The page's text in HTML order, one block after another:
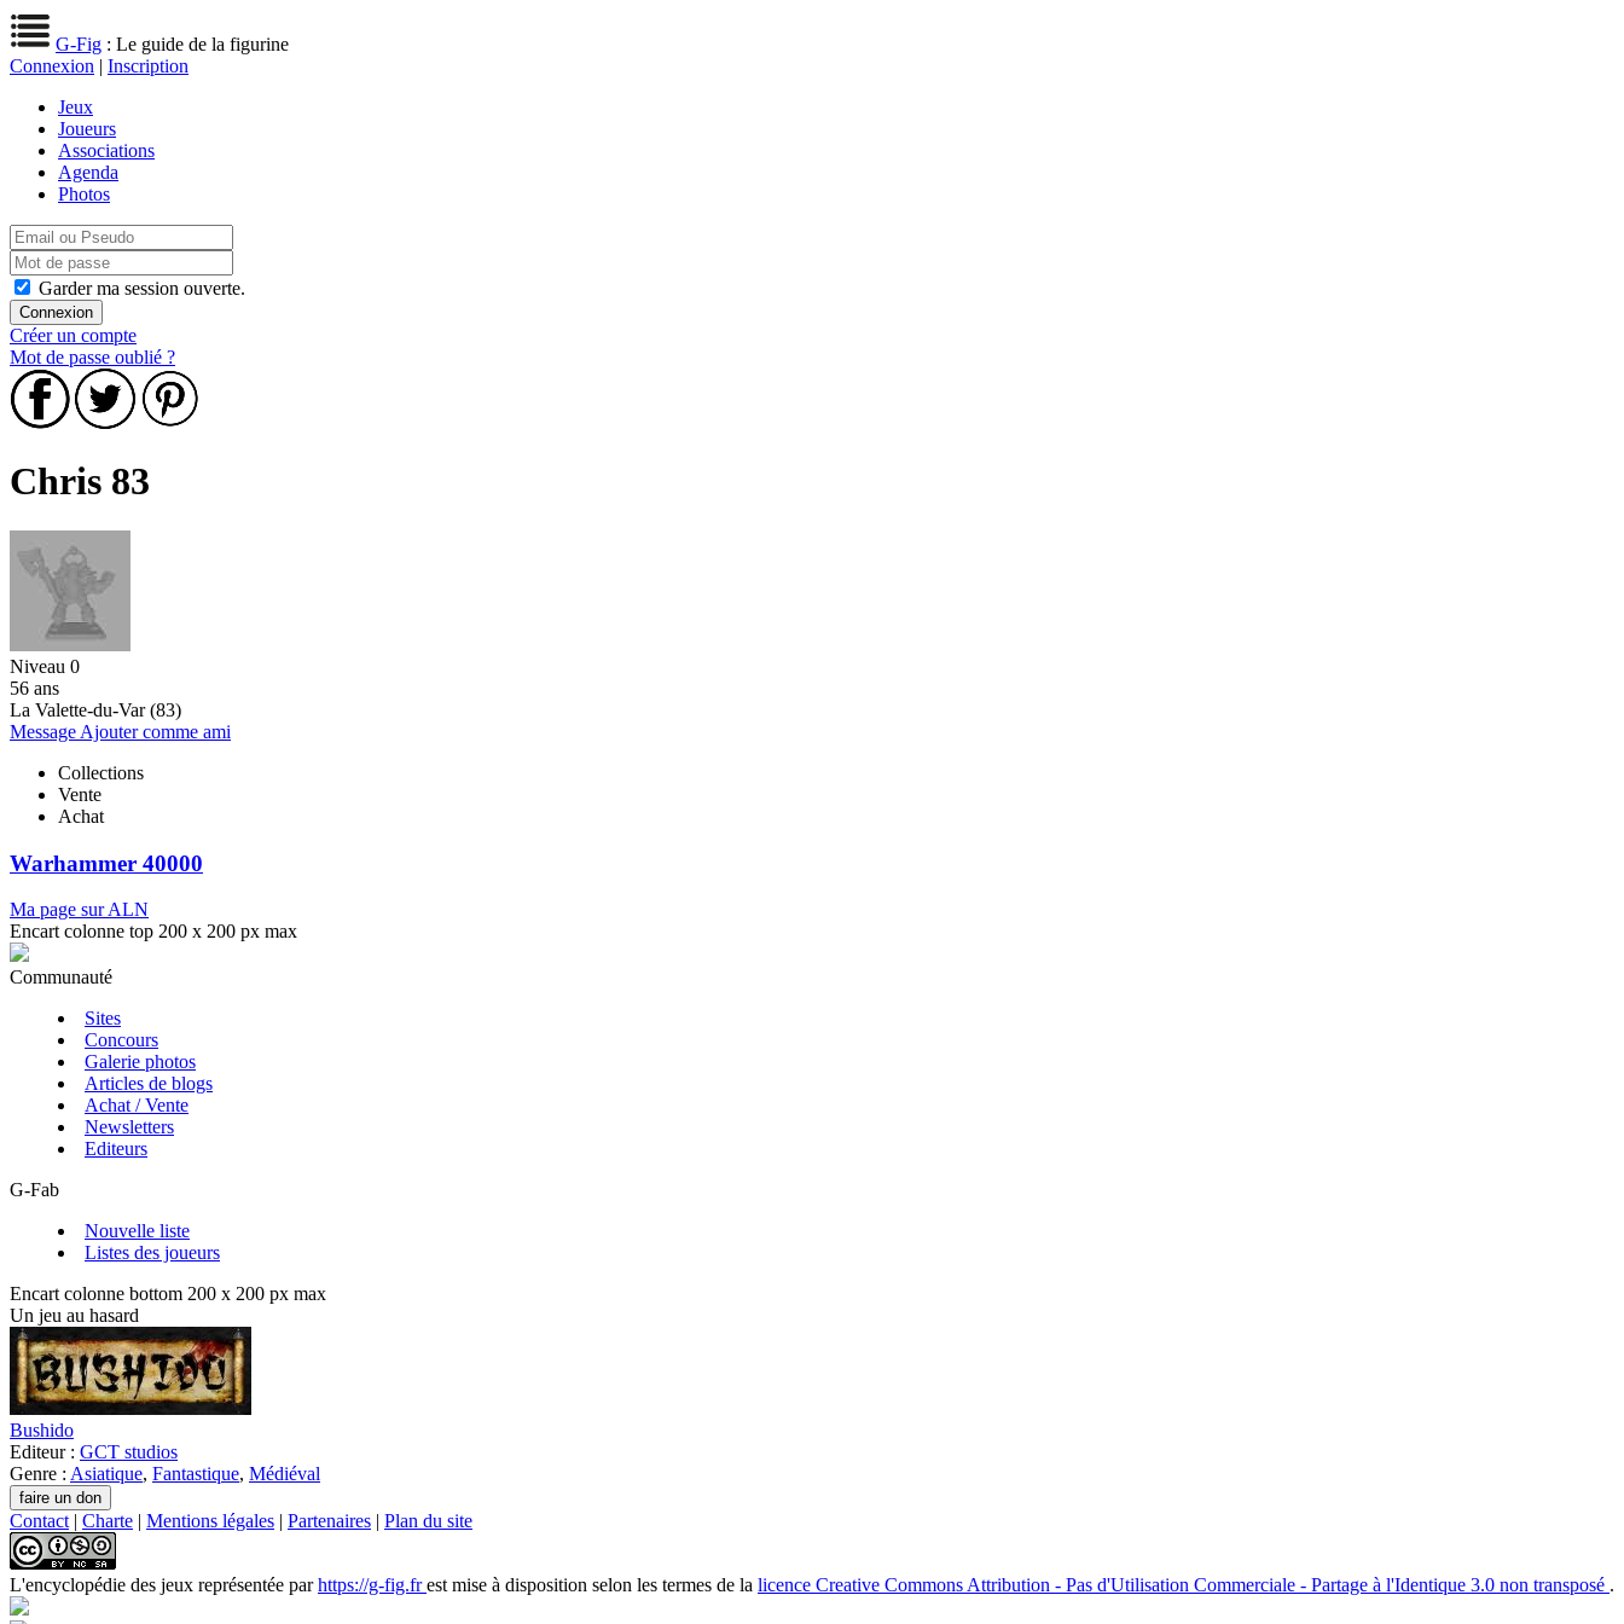
G-Fig : Le guide de la figurine
Connexion | Inscription
Jeux
Joueurs
Associations
Agenda
Photos
Garder ma session ouverte.
Créer un compte
Mot de passe oublié ?
Chris 83
Niveau 0
56 ans
La Valette-du-Var (83)
Message Ajouter comme ami
Collections
Vente
Achat
Warhammer 40000
Ma page sur ALN
Encart colonne top 200 x 200 px max
Communauté
Sites
Concours
Galerie photos
Articles de blogs
Achat / Vente
Newsletters
Editeurs
G-Fab
Nouvelle liste
Listes des joueurs
Encart colonne bottom 200 x 200 px max
Un jeu au hasard
Bushido
Editeur : GCT studios
Genre : Asiatique, Fantastique, Médiéval
Contact | Charte | Mentions légales | Partenaires | Plan du site
L'encyclopédie des jeux représentée parhttps://g-fig.frest mise à disposition selon les termes de la licence Creative Commons Attribution - Pas d'Utilisation Commerciale - Partage à l'Identique 3.0 non transposé .